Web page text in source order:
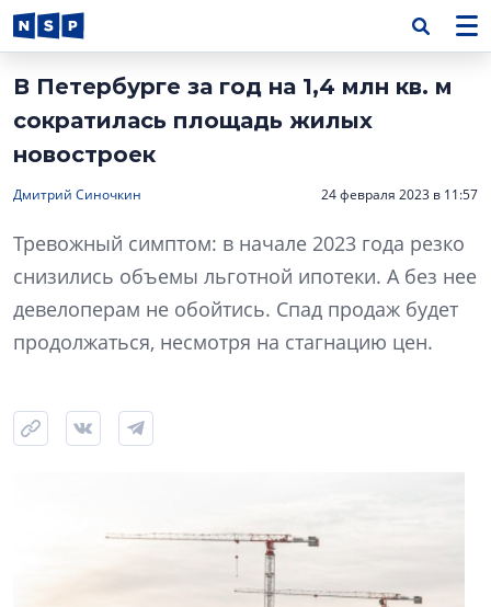
В Петербурге за год на 1,4 млн кв. м
сократилась площадь жилых
новостроек
Дмитрий Синочкин 24 февраля 2023 в 11:57
Тревожный симптом: в начале 2023 года резко
снизились объемы льготной ипотеки. А без нее
девелоперам не обойтись. Спад продаж будет
продолжаться, несмотря на стагнацию цен.